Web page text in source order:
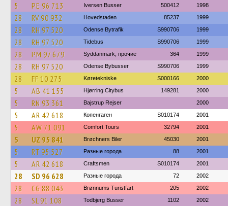
5 PE 96 713 Iversen Busser 500412 1998
28 RV 90 932 Hovedstaden 85237 1999
28 RH 97 520 Odense Bytrafik S990706 1999
28 RH 97 520 Tidebus S990706 1999
28 PM 97 679 Syddanmark, прочие 364 1999
28 RH 97 520 Odense Bybusser S990706 1999
28 FF 10 275 Køretekniske S000166 2000
5 AB 41 155 Hjørring Citybus 149281 2000
5 RN 93 361 Bajstrup Rejser 2000
5 AR 42 618 Копенгаген S010174 2001
5 AW 71 091 Comfort Tours 32794 2001
5 UZ 95 841 Brøchners Biler 45030 2001
5 RT 95 527 Разные города 88 2001
5 AR 42 618 Craftsmen S010174 2001
28 SD 96 628 Разные города 72 2002
28 CG 88 043 Brønnums Turistfart 205 2002
28 SL 91 108 Todbjerg Busser 1102 2002